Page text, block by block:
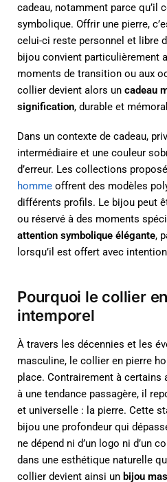
cadeau, notamment parce qu’il
symbolique. Offrir une pierre,
celui-ci reste personnel et libre
bijou convient particulièrement
moments de transition ou aux
collier devient alors un cadeau
signification, durable et
Dans un contexte de cadeau,
intermédiaire et une couleur
d’erreur. Les collections
homme offrent des modèles
différents profils. Le bijou peut
ou réservé à des moments
attention symbolique élégante,
lorsqu’il est offert avec
Pourquoi le collier
intemporel
À travers les décennies et les
masculine, le collier en pierre
place. Contrairement à
à une tendance passagère, il
et universelle : la pierre. Cette
bijou une profondeur qui
ne dépend ni d’un logo ni d’un
dans une esthétique naturelle
collier devient ainsi un bijou